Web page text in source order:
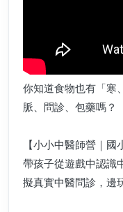
你知道食物也有「寒
脈、問診、包藥嗎？
【小小中醫師營｜國
帶孩子從遊戲中認識
擬真實中醫問診，邊